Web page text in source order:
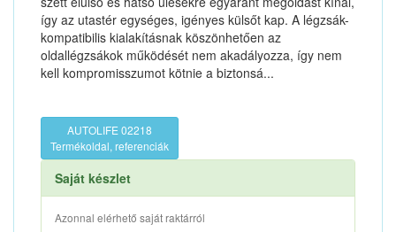
így az utastér egységes, igényes külsőt kap. A légzsák-
kompatibilis kialakításnak köszönhetően az
oldallégzsákok működését nem akadályozza, így nem
kell kompromisszumot kötnie a biztonsá...
AUTOLIFE 02218
Termékoldal, referenciák
Saját készlet
Azonnal elérhető saját raktárról